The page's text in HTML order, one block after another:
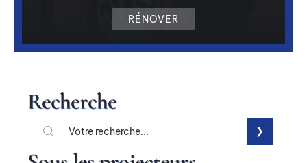
RÉNOVER
Recherche